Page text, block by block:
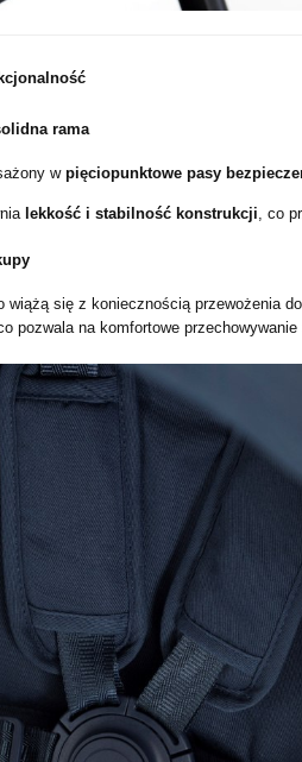
rama
wpięciopunktowe pasy
lekkość i stabilność konstrukcji, co
wiążą się z koniecznością przewożenia
co pozwala na komfortowe